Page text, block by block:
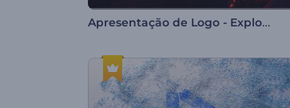
Apresentação de Logo - Explosão Flamejante